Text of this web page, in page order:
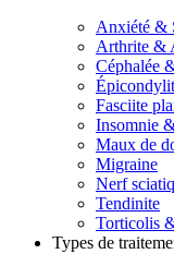
Anxiété &
Arthrite &
Céphalée
Fasciite
Insomnie
Maux de
Migraine
Nerf
Tendinite
Torticolis
Types de